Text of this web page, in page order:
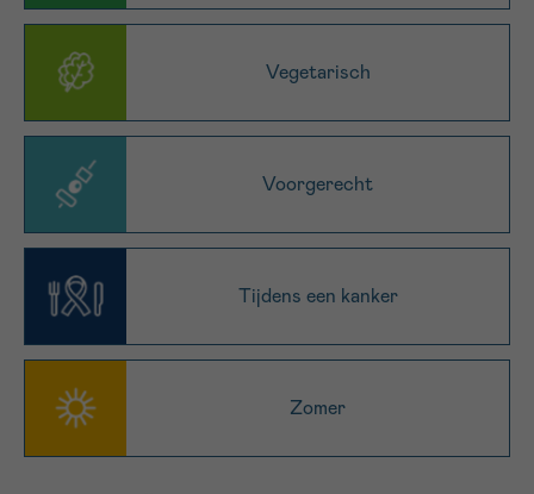
Vegetarisch
Voorgerecht
Tijdens een kanker
Zomer
Ik aanvaard de
gebruiksvoorwaarden
*VERPLICHT VELD
Sturen